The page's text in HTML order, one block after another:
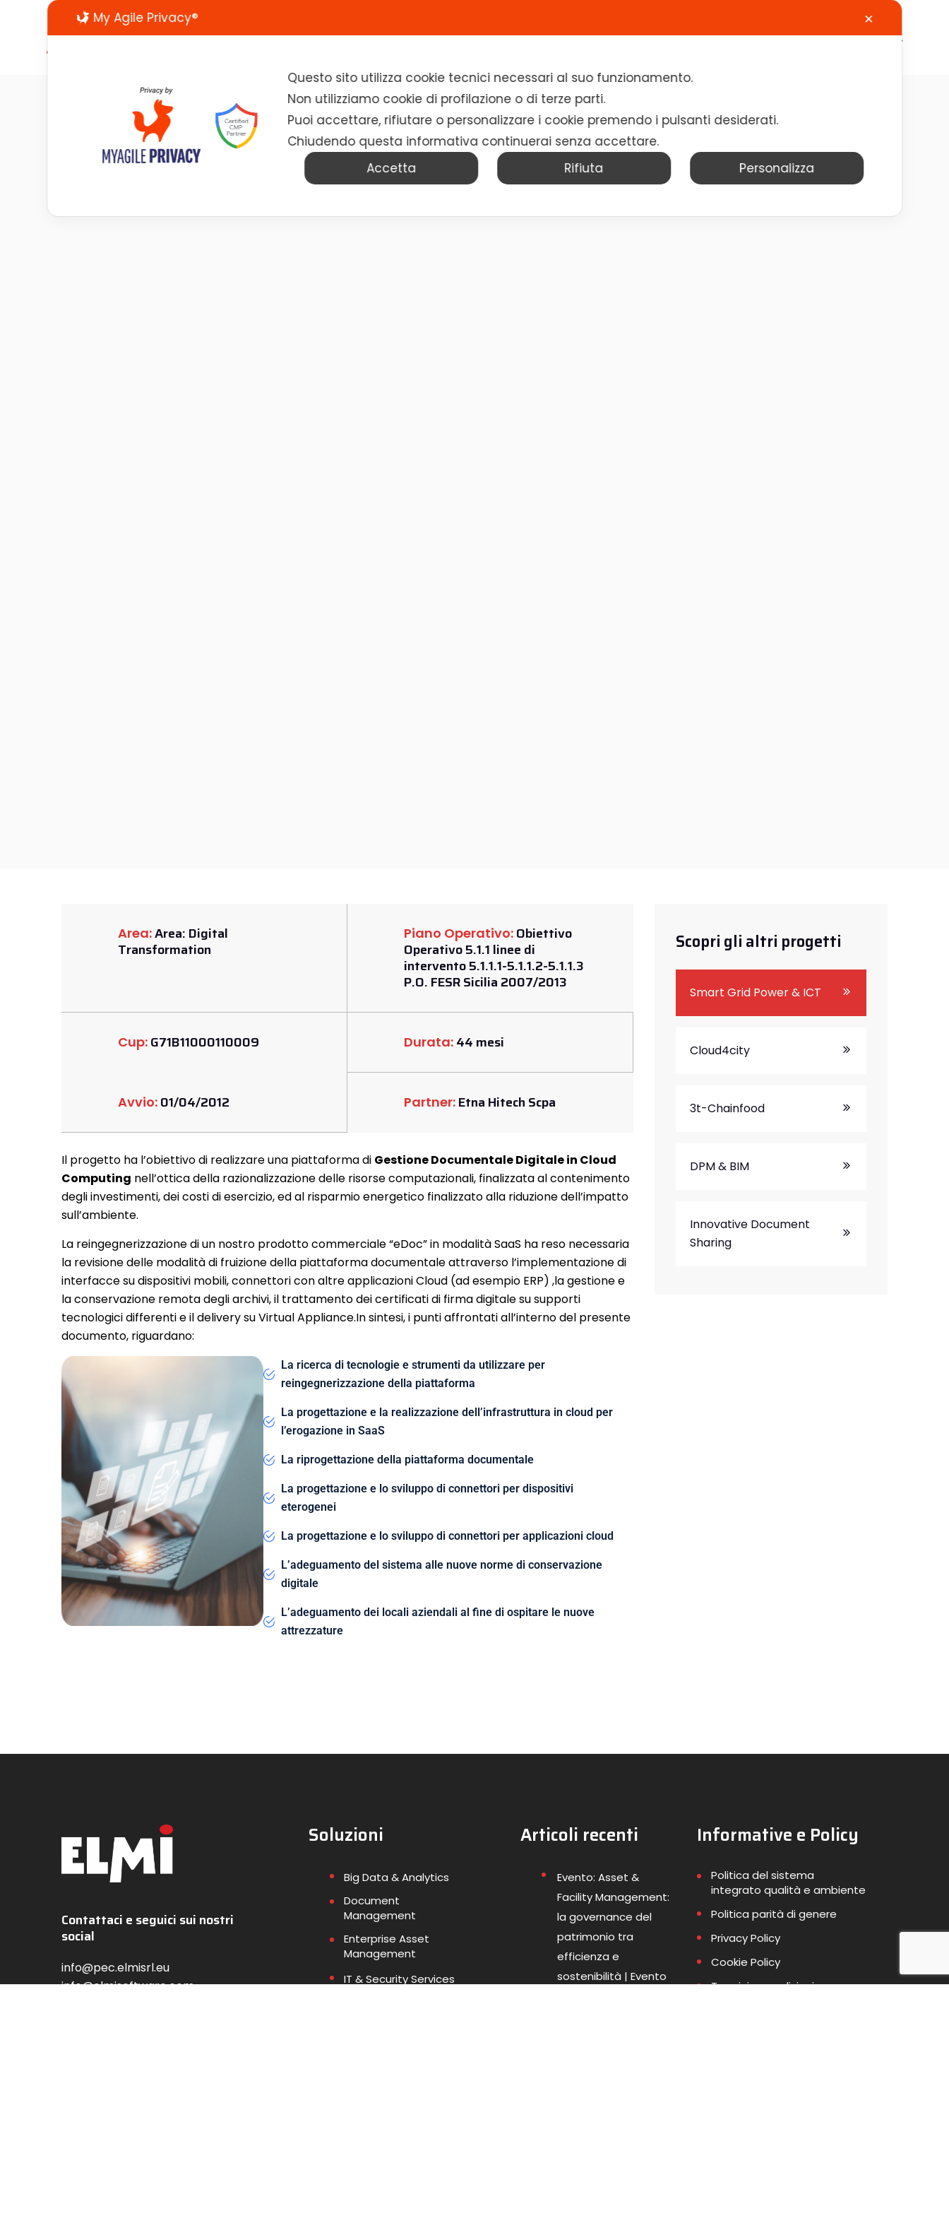
Home Chi siamo Soluzioni News Calendario Contatti Lavora con noi
Smart Grid Power & ICT
Gestione Documentale Digitale in Cloud Computing
Area:Area: Digital
Transformation
Piano Operativo: Obiettivo
Operativo 5.1.1 linee di
intervento 5.1.1.1-5.1.1.2-5.1.1.3
P.O. FESR Sicilia 2007/2013
Cup: G71B11000110009 Durata: 44 mesi
Avvio: 01/04/2012 Partner: Etna Hitech Scpa
Il progetto ha l’obiettivo di realizzare una piattaforma di Gestione Documentale Digitale in Cloud
Computing nell’ottica della razionalizzazione delle risorse computazionali, finalizzata al contenimento
degli investimenti, dei costi di esercizio, ed al risparmio energetico finalizzato alla riduzione dell’impatto
sull’ambiente.
La reingegnerizzazione di un nostro prodotto commerciale “eDoc” in modalità SaaS ha reso necessaria
la revisione delle modalità di fruizione della piattaforma documentale attraverso l’implementazione di
interfacce su dispositivi mobili, connettori con altre applicazioni Cloud (ad esempio ERP) ,la gestione e
la conservazione remota degli archivi, il trattamento dei certificati di firma digitale su supporti
tecnologici differenti e il delivery su Virtual Appliance.In sintesi, i punti affrontati all’interno del presente
documento, riguardano:
La ricerca di tecnologie e strumenti da utilizzare per
reingegnerizzazione della piattaforma
La progettazione e la realizzazione dell’infrastruttura in cloud per
l’erogazione in SaaS
La riprogettazione della piattaforma documentale
La progettazione e lo sviluppo di connettori per dispositivi
eterogenei
La progettazione e lo sviluppo di connettori per applicazioni cloud
L’adeguamento del sistema alle nuove norme di conservazione
digitale
L’adeguamento dei locali aziendali al fine di ospitare le nuove
attrezzature
Scopri gli altri progetti
Smart Grid Power & ICT
Cloud4city
3t-Chainfood
DPM & BIM
Innovative Document
Sharing
Contattaci e seguici sui nostri
social
info@pec.elmisrl.eu
info@elmisoftware.com
Soluzioni
Big Data & Analytics
Document
Management
Enterprise Asset
Management
IT & Security Services
Articoli recenti
Evento: Asset &
Facility Management:
la governance del
patrimonio tra
efficienza e
sostenibilità | Evento
Informative e Policy
Politica del sistema
integrato qualità e ambiente
Politica parità di genere
Privacy Policy
Cookie Policy
Termini e condizioni
My Agile Privacy® ✕
Questo sito utilizza cookie tecnici necessari al suo funzionamento.
Non utilizziamo cookie di profilazione o di terze parti.
Puoi accettare, rifiutare o personalizzare i cookie premendo i pulsanti desiderati.
Chiudendo questa informativa continuerai senza accettare.
Accetta
Rifiuta Personalizza